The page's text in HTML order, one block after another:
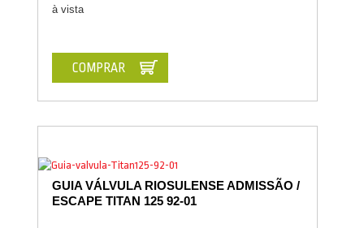
à vista
COMPRAR
GUIA VÁLVULA RIOSULENSE ADMISSÃO /
ESCAPE TITAN 125 92-01